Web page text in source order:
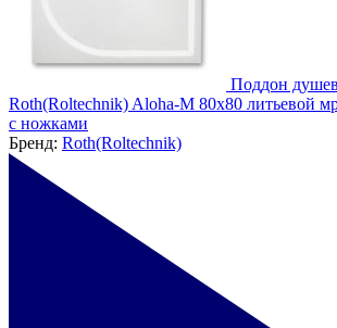
Поддон
Roth(Roltechnik) Aloha-M 80x80 литьевой
с ножками
Бренд: Roth(Roltechnik)